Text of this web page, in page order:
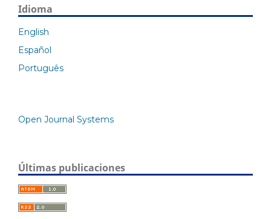
Idioma
English
Español
Português
Open Journal Systems
Últimas publicaciones